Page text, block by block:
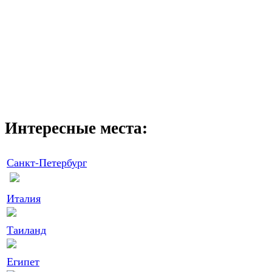
Интересные места:
Санкт-Петербург
Италия
Таиланд
Египет